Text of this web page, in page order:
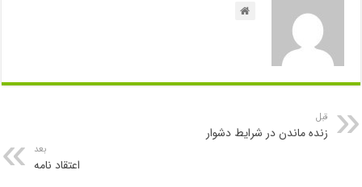
قبل
زنده ماندن در شرایط دشوار
بعد
اعتقاد نامه